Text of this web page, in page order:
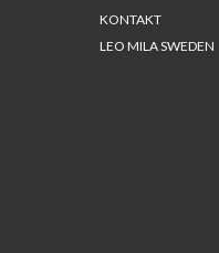
KONTAKT
LEO MILA SWEDEN